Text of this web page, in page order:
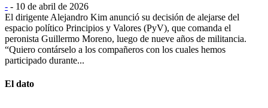
- - 10 de abril de 2026
El dirigente Alejandro Kim anunció su decisión de alejarse del
espacio político Principios y Valores (PyV), que comanda el
peronista Guillermo Moreno, luego de nueve años de militancia.
“Quiero contárselo a los compañeros con los cuales hemos
participado durante...
El dato